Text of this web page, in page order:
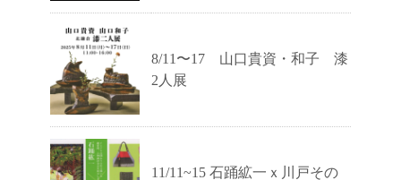
8/11〜17 山口貴資・和子 漆
2人展
11/11~15 石踊絋一ｘ川戸その